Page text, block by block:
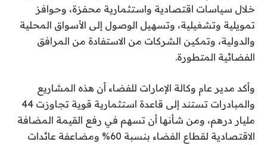
خلال سياسات اقتصادية واستثمارية محفزة، وحوافز
تمويلية وتشغيلية، وتسهيل الوصول إلى الأسواق المحلية
والدولية، وتمكين الشركات من الاستفادة من المرافق
الفضائية المتطورة.
وأكد مدير عام وكالة الإمارات للفضاء أن هذه المشاريع
والمبادرات تستند إلى قاعدة استثمارية قوية تجاوزت 44
مليار درهم، ومن شأنها أن تسهم في رفع القيمة المضافة
الاقتصادية لقطاع الفضاء بنسبة 60% ومضاعفة عائدات